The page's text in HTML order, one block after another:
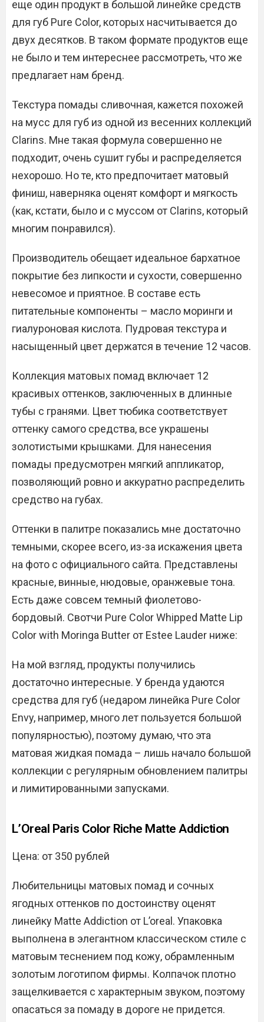
еще один продукт в большой линейке средств
для губ Pure Color, которых насчитывается до
двух десятков. В таком формате продуктов еще
не было и тем интереснее рассмотреть, что же
предлагает нам бренд.
Текстура помады сливочная, кажется похожей
на мусс для губ из одной из весенних коллекций
Clarins. Мне такая формула совершенно не
подходит, очень сушит губы и распределяется
нехорошо. Но те, кто предпочитает матовый
финиш, наверняка оценят комфорт и мягкость
(как, кстати, было и с муссом от Clarins, который
многим понравился).
Производитель обещает идеальное бархатное
покрытие без липкости и сухости, совершенно
невесомое и приятное. В составе есть
питательные компоненты – масло моринги и
гиалуроновая кислота. Пудровая текстура и
насыщенный цвет держатся в течение 12 часов.
Коллекция матовых помад включает 12
красивых оттенков, заключенных в длинные
тубы с гранями. Цвет тюбика соответствует
оттенку самого средства, все украшены
золотистыми крышками. Для нанесения
помады предусмотрен мягкий аппликатор,
позволяющий ровно и аккуратно распределить
средство на губах.
Оттенки в палитре показались мне достаточно
темными, скорее всего, из-за искажения цвета
на фото с официального сайта. Представлены
красные, винные, нюдовые, оранжевые тона.
Есть даже совсем темный фиолетово-
бордовый. Свотчи Pure Color Whipped Matte Lip
Color with Moringa Butter от Estee Lauder ниже:
На мой взгляд, продукты получились
достаточно интересные. У бренда удаются
средства для губ (недаром линейка Pure Color
Envy, например, много лет пользуется большой
популярностью), поэтому думаю, что эта
матовая жидкая помада – лишь начало большой
коллекции с регулярным обновлением палитры
и лимитированными запусками.
L’Oreal Paris Color Riche Matte Addiction
Цена: от 350 рублей
Любительницы матовых помад и сочных
ягодных оттенков по достоинству оценят
линейку Matte Addiction от L’oreal. Упаковка
выполнена в элегантном классическом стиле с
матовым теснением под кожу, обрамленным
золотым логотипом фирмы. Колпачок плотно
защелкивается с характерным звуком, поэтому
опасаться за помаду в дороге не придется.